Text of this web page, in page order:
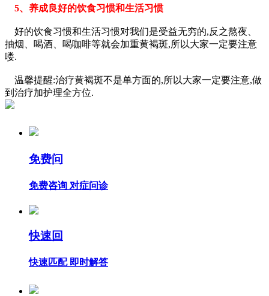
5、养成良好的饮食习惯和生活习惯
好的饮食习惯和生活习惯对我们是受益无穷的,反之熬夜、
抽烟、喝酒、喝咖啡等就会加重黄褐斑,所以大家一定要注意
喽.
温馨提醒:治疗黄褐斑不是单方面的,所以大家一定要注意,做
到治疗加护理全方位.
免费问
免费咨询 对症问诊
快速回
快速匹配 即时解答